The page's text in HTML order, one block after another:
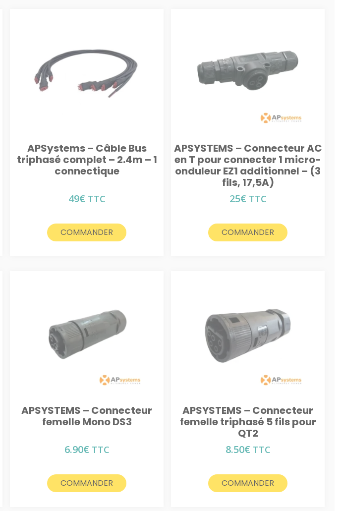
APSystems – Câble Bus
triphasé complet – 2.4m – 1
connectique
49€ TTC
COMMANDER
APSYSTEMS – Connecteur AC
en T pour connecter 1 micro-
onduleur EZ1 additionnel – (3
fils, 17,5A)
25€ TTC
COMMANDER
APSYSTEMS – Connecteur
femelle Mono DS3
6.90€ TTC
COMMANDER
APSYSTEMS – Connecteur
femelle triphasé 5 fils pour
QT2
8.50€ TTC
COMMANDER